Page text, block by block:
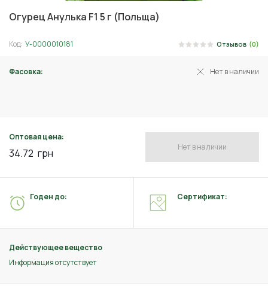
Огурец Анулька F1 5 г (Польща)
Код: У-0000010181 Отзывов (0)
Фасовка: Нет в наличии
Оптовая цена:
34.72 грн Нет в наличии
Действующее вещество
Информация отсутствует
Годен до: Сертификат: